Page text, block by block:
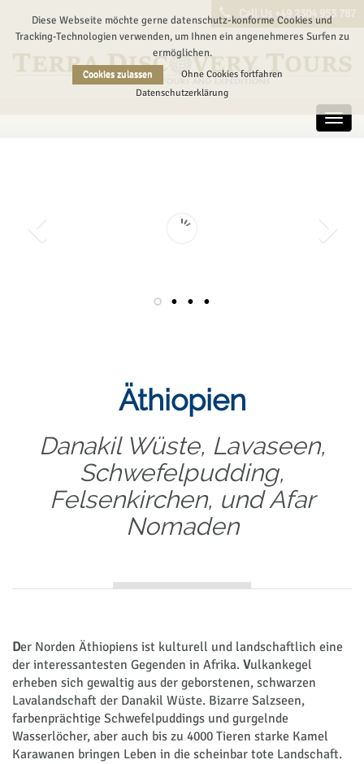
Call Us +49 2304 953 787
Äthiopien
Danakil Wüste, Lavaseen,
Schwefelpudding,
Felsenkirchen, und Afar
Nomaden
Der Norden Äthiopiens ist kulturell und landschaftlich eine
der interessantesten Gegenden in Afrika. Vulkankegel
erheben sich gewaltig aus der geborstenen, schwarzen
Lavalandschaft der Danakil Wüste. Bizarre Salzseen,
farbenprächtige Schwefelpuddings und gurgelnde
Wasserlöcher, aber auch bis zu 4000 Tieren starke Kamel
Karawanen bringen Leben in die scheinbar tote Landschaft.
Diese Webseite möchte gerne datenschutz-konforme Cookies und
Tracking-Technologien verwenden, um Ihnen ein angenehmeres Surfen zu
ermöglichen.
Cookies zulassen
Ohne Cookies fortfahren
Datenschutzerklärung